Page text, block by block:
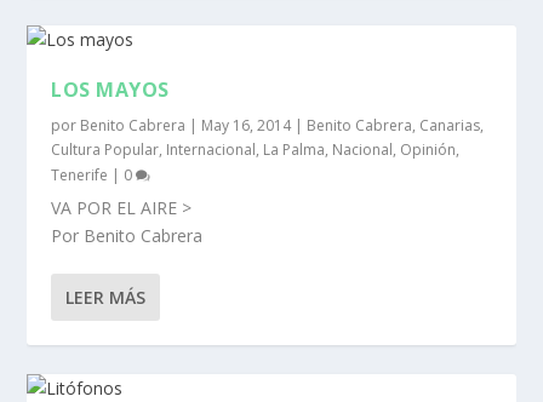
LOS MAYOS
por Benito Cabrera | May 16, 2014| Benito Cabrera, Canarias,
Cultura Popular, Internacional, La Palma, Nacional, Opinión,
Tenerife | 0
VA POR EL AIRE >
Por Benito Cabrera
LEER MÁS